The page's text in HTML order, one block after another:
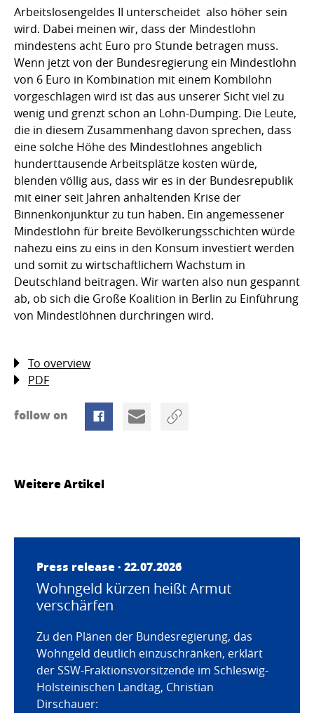
Arbeitslosengeldes II unterscheidet  also höher sein
wird. Dabei meinen wir, dass der Mindestlohn
mindestens acht Euro pro Stunde betragen muss.
Wenn jetzt von der Bundesregierung ein Mindestlohn
von 6 Euro in Kombination mit einem Kombilohn
vorgeschlagen wird ist das aus unserer Sicht viel zu
wenig und grenzt schon an Lohn-Dumping. Die Leute,
die in diesem Zusammenhang davon sprechen, dass
eine solche Höhe des Mindestlohnes angeblich
hunderttausende Arbeitsplätze kosten würde,
blenden völlig aus, dass wir es in der Bundesrepublik
mit einer seit Jahren anhaltenden Krise der
Binnenkonjunktur zu tun haben. Ein angemessener
Mindestlohn für breite Bevölkerungsschichten würde
nahezu eins zu eins in den Konsum investiert werden
und somit zu wirtschaftlichem Wachstum in
Deutschland beitragen. Wir warten also nun gespannt
ab, ob sich die Große Koalition in Berlin zu Einführung
von Mindestlöhnen durchringen wird.
To overview
PDF
follow on
Weitere Artikel
Press release · 22.07.2026
Wohngeld kürzen heißt Armut
verschärfen
Zu den Plänen der Bundesregierung, das
Wohngeld deutlich einzuschränken, erklärt
der SSW-Fraktionsvorsitzende im Schleswig-
Holsteinischen Landtag, Christian
Dirschauer: